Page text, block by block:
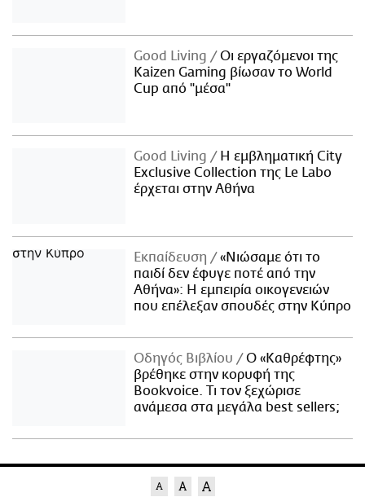
Good Living
Οι εργαζόμενοι της
Kaizen Gaming βίωσαν το World
Cup από "μέσα"
Good Living
Η εμβληματική City
Exclusive Collection της Le Labo
έρχεται στην Αθήνα
Εκπαίδευση
«Νιώσαμε ότι το
παιδί δεν έφυγε ποτέ από την
Αθήνα»: Η εμπειρία οικογενειών
που επέλεξαν σπουδές στην Κύπρο
Οδηγός Βιβλίου
Ο «Καθρέφτης»
βρέθηκε στην κορυφή της
Bookvoice. Τι τον ξεχώρισε
ανάμεσα στα μεγάλα best sellers;